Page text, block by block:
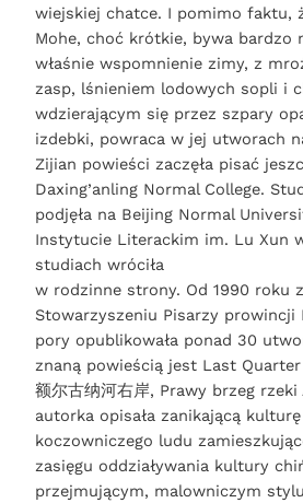
wiejskiej chatce. I pomimo faktu,
Mohe, choć krótkie, bywa bardzo
właśnie wspomnienie zimy, z
zasp, lśnieniem lodowych sopli i
wdzierającym się przez szpary
izdebki, powraca w jej utworach
Zijian powieści zaczęła pisać
Daxing’anling Normal College.
podjęła na Beijing Normal
Instytucie Literackim im. Lu Xun
studiach wróciła
w rodzinne strony. Od 1990 roku
Stowarzyszeniu Pisarzy prowincji
pory opublikowała ponad 30
znaną powieścią jest Last
额尔古纳河右岸, Prawy brzeg
autorka opisała zanikającą
koczowniczego ludu
zasięgu oddziaływania kultury
przejmującym, malowniczym